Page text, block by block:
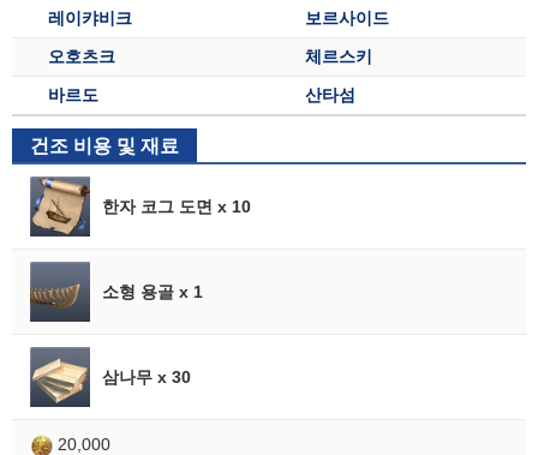
레이캬비크
보르사이드
오호츠크
체르스키
바르도
산타섬
건조 비용 및 재료
한자 코그 도면 x 10
소형 용골 x 1
삼나무 x 30
20,000